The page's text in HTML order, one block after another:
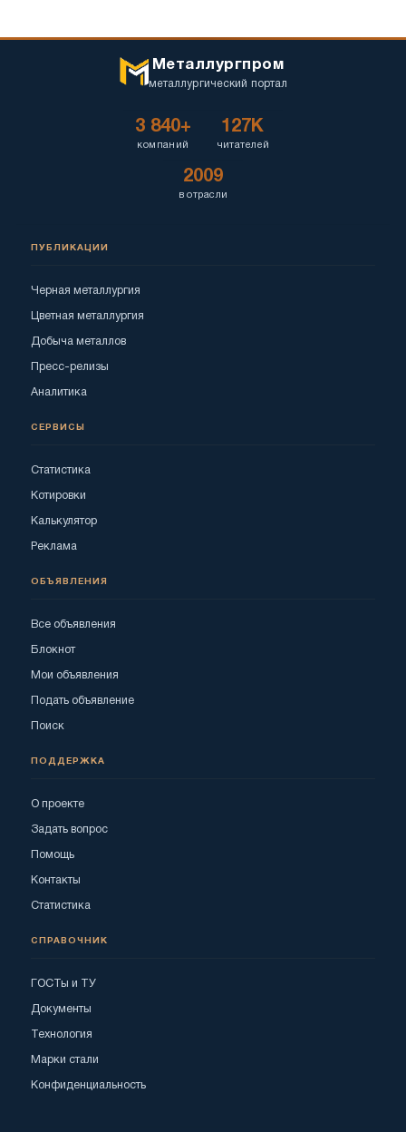
Металлургпром
металлургический портал
3 840+
компаний
127K
читателей
2009
в отрасли
ПУБЛИКАЦИИ
Черная металлургия
Цветная металлургия
Добыча металлов
Пресс-релизы
Аналитика
СЕРВИСЫ
Статистика
Котировки
Калькулятор
Реклама
ОБЪЯВЛЕНИЯ
Все объявления
Блокнот
Мои объявления
Подать объявление
Поиск
ПОДДЕРЖКА
О проекте
Задать вопрос
Помощь
Контакты
Статистика
СПРАВОЧНИК
ГОСТы и ТУ
Документы
Технология
Марки стали
Конфиденциальность